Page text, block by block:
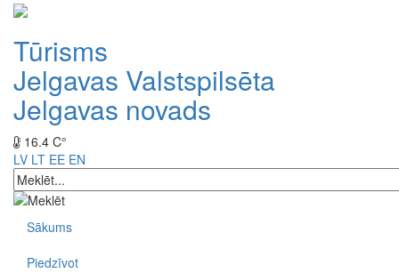
Tūrisms
Jelgavas Valstspilsēta
Jelgavas novads
16.4 C°
LV LT EE EN
Sākums
Piedzīvot